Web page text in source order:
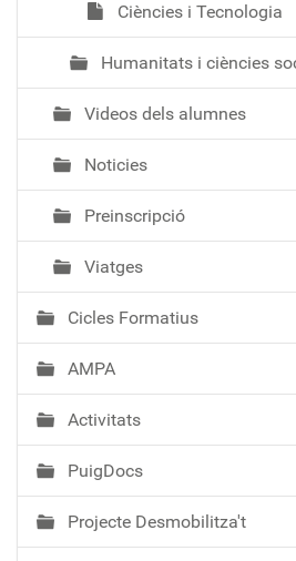
Ciències i Tecnologia
Humanitats i ciències
Videos dels alumnes
Noticies
Preinscripció
Viatges
Cicles Formatius
AMPA
Activitats
PuigDocs
Projecte Desmobilitza't